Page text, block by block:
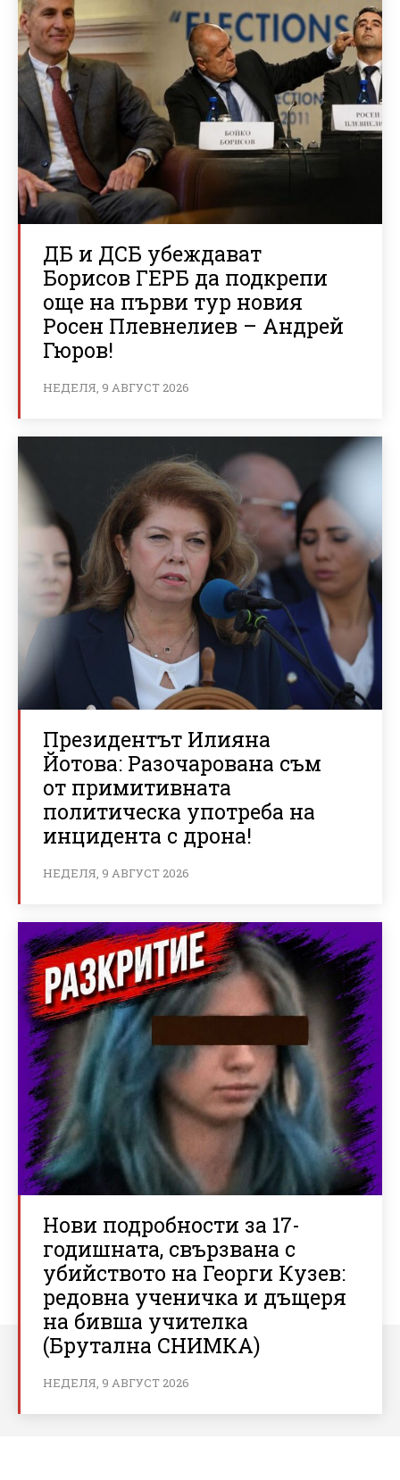
ДБ и ДСБ убеждават
Борисов ГЕРБ да подкрепи
още на първи тур новия
Росен Плевнелиев – Андрей
Гюров!
НЕДЕЛЯ, 9 АВГУСТ 2026
Президентът Илияна
Йотова: Разочарована съм
от примитивната
политическа употреба на
инцидента с дрона!
НЕДЕЛЯ, 9 АВГУСТ 2026
Нови подробности за 17-
годишната, свързвана с
убийството на Георги Кузев:
редовна ученичка и дъщеря
на бивша учителка
(Брутална СНИМКА)
НЕДЕЛЯ, 9 АВГУСТ 2026